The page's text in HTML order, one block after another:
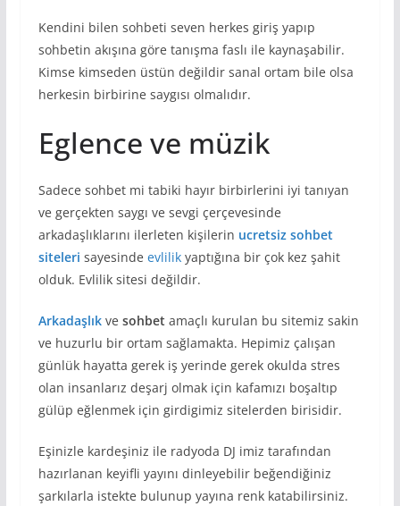
Kendini bilen sohbeti seven herkes giriş yapıp
sohbetin akışına göre tanışma faslı ile kaynaşabilir.
Kimse kimseden üstün değildir sanal ortam bile olsa
herkesin birbirine saygısı olmalıdır.
Eglence ve müzik
Sadece sohbet mi tabiki hayır birbirlerini iyi tanıyan
ve gerçekten saygı ve sevgi çerçevesinde
arkadaşlıklarını ilerleten kişilerin ucretsiz sohbet
siteleri sayesinde evlilikyaptığına bir çok kez şahit
olduk. Evlilik sitesi değildir.
Arkadaşlıkve sohbet amaçlı kurulan bu sitemiz sakin
ve huzurlu bir ortam sağlamakta. Hepimiz çalışan
günlük hayatta gerek iş yerinde gerek okulda stres
olan insanlarız deşarj olmak için kafamızı boşaltıp
gülüp eğlenmek için girdigimiz sitelerden birisidir.
Eşinizle kardeşiniz ile radyoda DJ imiz tarafından
hazırlanan keyifli yayını dinleyebilir beğendiğiniz
şarkılarla istekte bulunup yayına renk katabilirsiniz.